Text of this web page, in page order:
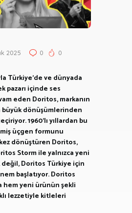
2025 0
0
Türkiye’de ve dünyada
pazarı içinde ses
eden Doritos, markanın
dönüşümlerinden
1960’lı yıllardan bu
üçgen formunu
dönüştüren Doritos,
Storm ile yalnızca yeni
değil, Doritos Türkiye için
başlatıyor. Doritos
hem yeni ürünün şekli
lezzetiyle kitleleri